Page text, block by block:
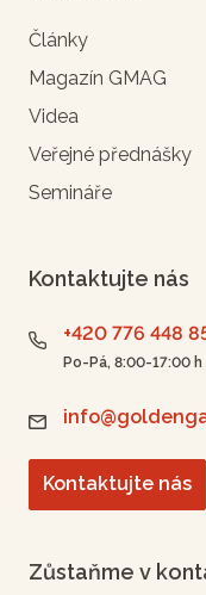
Články
Magazín GMAG
Videa
Veřejné přednášky
Semináře
Kontaktujte nás
+420 776 448
Po-Pá, 8:00-17:00 h
Kontaktujte nás
Zůstaňme v